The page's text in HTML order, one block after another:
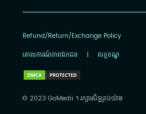
Refund/Return/Exchange Policy
គោលការណ៍​ភាព​ឯកជន | លក្ខខណ្ឌ
© 2023 GoMedii ។ រក្សា​រ​សិទ្ធ​គ្រប់យ៉ាង